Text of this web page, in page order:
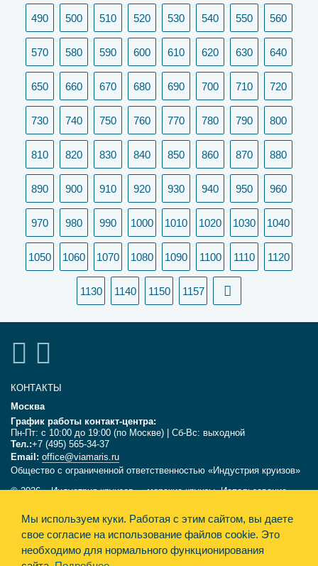
490 500 510 520 530 540 550 560
570 580 590 600 610 620 630 640
650 660 670 680 690 700 710 720
730 740 750 760 770 780 790 800
810 820 830 840 850 860 870 880
890 900 910 920 930 940 950 960
970 980 990 1000 1010 1020 1030 1040
1050 1060 1070 1080 1090 1100 1110 1120
1130 1140 1150 1157
КОНТАКТЫ
Москва
График работы контакт-центра:
Пн-Пт: с 10:00 до 19:00 (по Москве) | Сб-Вс: выходной
Тел.:+7 (495) 565-34-37
Email: office@viamaris.ru
Общество с ограниченной ответственностью «Индустрия круизов»
© 2026, «Индустрия круизов» - морские круизы. Использование
разрешения компании «Индустрия круизов». Информация,
размещённая на сайте, несёт справочный характер и не является
офертой.
Мы используем куки. Работая с этим сайтом, вы даете
свое согласие на использование файлов cookie. Это
необходимо для нормального функционирования